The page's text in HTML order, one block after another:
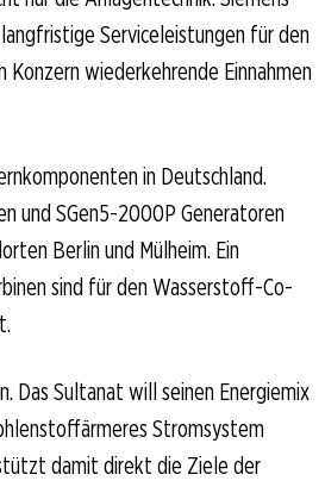
Serviceleistungen für den
Konzern wiederkehrende Einnahmen
in Deutschland.
und SGen5-2000P Generatoren
Berlin und Mülheim. Ein
sind für den Wasserstoff-Co-
Das Sultanat will seinen Energiemix
Stromsystem
damit direkt die Ziele der